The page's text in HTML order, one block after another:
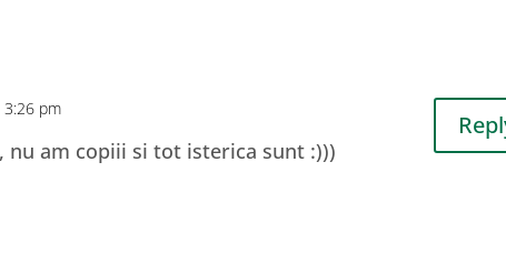
pm
nu am copiii si tot isterica sunt :)))